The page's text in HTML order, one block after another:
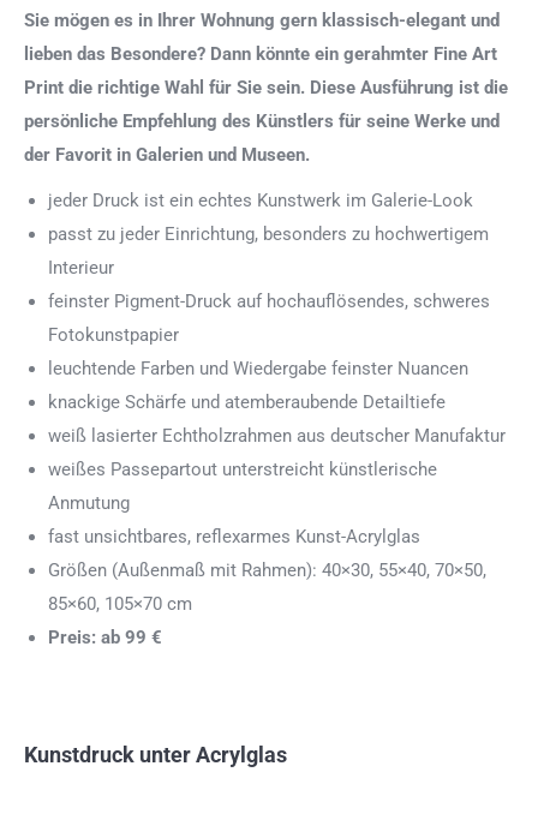
Sie mögen es in Ihrer Wohnung gern klassisch-elegant und
lieben das Besondere? Dann könnte ein gerahmter Fine Art
Print die richtige Wahl für Sie sein. Diese Ausführung ist die
persönliche Empfehlung des Künstlers für seine Werke und
der Favorit in Galerien und Museen.
jeder Druck ist ein echtes Kunstwerk im Galerie-Look
passt zu jeder Einrichtung, besonders zu hochwertigem
Interieur
feinster Pigment-Druck auf hochauflösendes, schweres
Fotokunstpapier
leuchtende Farben und Wiedergabe feinster Nuancen
knackige Schärfe und atemberaubende Detailtiefe
weiß lasierter Echtholzrahmen aus deutscher Manufaktur
weißes Passepartout unterstreicht künstlerische
Anmutung
fast unsichtbares, reflexarmes Kunst-Acrylglas
Größen (Außenmaß mit Rahmen): 40×30, 55×40, 70×50,
85×60, 105×70 cm
Preis: ab 99 €
Kunstdruck unter Acrylglas